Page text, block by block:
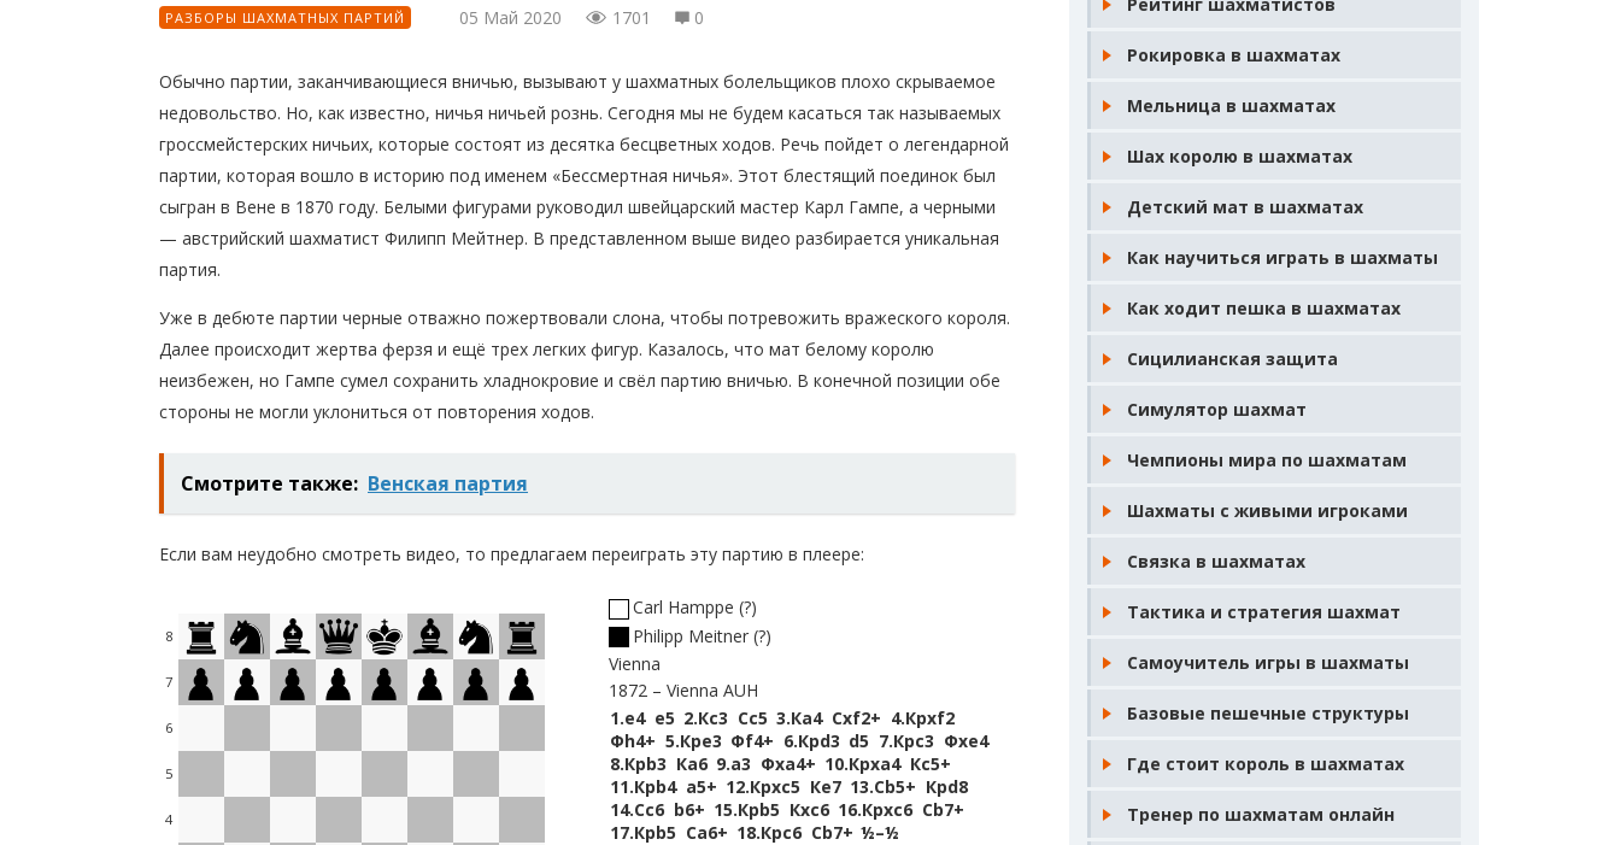
РАЗБОРЫ ШАХМАТНЫХ ПАРТИЙ 05 Май 2020 1701 0
Обычно партии, заканчивающиеся вничью, вызывают у шахматных болельщиков плохо скрываемое
недовольство. Но, как известно, ничья ничьей рознь. Сегодня мы не будем касаться так называемых
гроссмейстерских ничьих, которые состоят из десятка бесцветных ходов. Речь пойдет о легендарной
партии, которая вошло в историю под именем «Бессмертная ничья». Этот блестящий поединок был
сыгран в Вене в 1870 году. Белыми фигурами руководил швейцарский мастер Карл Гампе, а черными
— австрийский шахматист Филипп Мейтнер. В представленном выше видео разбирается уникальная
партия.
Уже в дебюте партии черные отважно пожертвовали слона, чтобы потревожить вражеского короля.
Далее происходит жертва ферзя и ещё трех легких фигур. Казалось, что мат белому королю
неизбежен, но Гампе сумел сохранить хладнокровие и свёл партию вничью. В конечной позиции обе
стороны не могли уклониться от повторения ходов.
Смотрите также: Венская партия
Если вам неудобно смотреть видео, то предлагаем переиграть эту партию в плеере:
8
7
6
5
4
Carl Hamppe ?
Philipp Meitner ?
Vienna
1872
Vienna AUH
1.e4 e5 2.Кc3 Сc5 3.Кa4 Сxf2+ 4.Крxf2
Фh4+ 5.Крe3 Фf4+ 6.Крd3 d5 7.Крc3 Фxe4
8.Крb3 Кa6 9.a3 Фxa4+ 10.Крxa4 Кc5+
11.Крb4 a5+ 12.Крxc5 Кe7 13.Сb5+ Крd8
14.Сc6 b6+ 15.Крb5 Кxc6 16.Крxc6 Сb7+
17.Крb5 Сa6+ 18.Крc6 Сb7+ ½–½
Рейтинг шахматистов
Рокировка в шахматах
Мельница в шахматах
Шах королю в шахматах
Детский мат в шахматах
Как научиться играть в шахматы
Как ходит пешка в шахматах
Сицилианская защита
Симулятор шахмат
Чемпионы мира по шахматам
Шахматы с живыми игроками
Связка в шахматах
Тактика и стратегия шахмат
Самоучитель игры в шахматы
Базовые пешечные структуры
Где стоит король в шахматах
Тренер по шахматам онлайн